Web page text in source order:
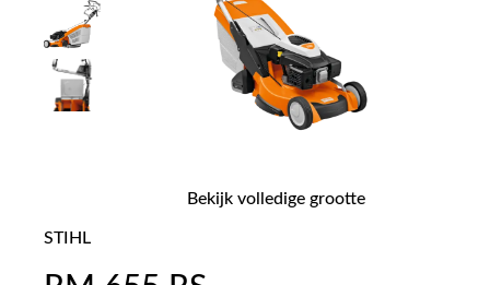
Bekijk volledige grootte
STIHL